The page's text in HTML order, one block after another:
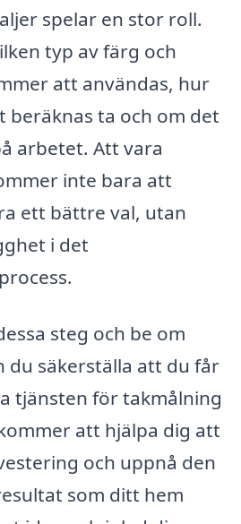
spelar en stor roll.
typ av färg och
att användas, hur
beräknas ta och om det
arbetet. Att vara
inte bara att
ett bättre val, utan
i det
steg och be om
säkerställa att du får
tjänsten för takmålning
att hjälpa dig att
och uppnå den
som ditt hem